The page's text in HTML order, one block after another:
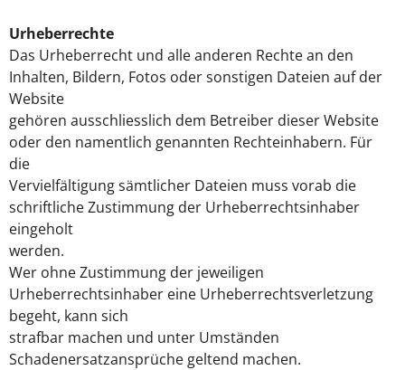
Urheberrechte
Das Urheberrecht und alle anderen Rechte an den
Inhalten, Bildern, Fotos oder sonstigen Dateien auf der
Website
gehören ausschliesslich dem Betreiber dieser Website
oder den namentlich genannten Rechteinhabern. Für
die
Vervielfältigung sämtlicher Dateien muss vorab die
schriftliche Zustimmung der Urheberrechtsinhaber
eingeholt
werden.
Wer ohne Zustimmung der jeweiligen
Urheberrechtsinhaber eine Urheberrechtsverletzung
begeht, kann sich
strafbar machen und unter Umständen
Schadenersatzansprüche geltend machen.